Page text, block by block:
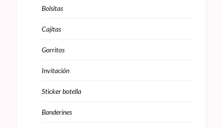
Bolsitas
Cajitas
Gorritos
Invitación
Sticker botella
Banderines